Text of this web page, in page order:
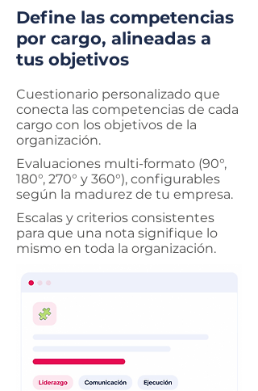
Define las competencias
por cargo, alineadas a
tus objetivos
Cuestionario personalizado que
conecta las competencias de cada
cargo con los objetivos de la
organización.
Evaluaciones multi-formato (90°,
180°, 270° y 360°), configurables
según la madurez de tu empresa.
Escalas y criterios consistentes
para que una nota signifique lo
mismo en toda la organización.